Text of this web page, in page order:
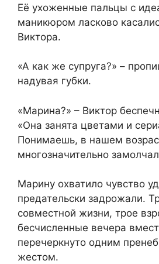
Её ухоженные пальцы с
маникюром ласково
Виктора.
«А как же супруга?» –
надувая губки.
«Марина?» – Виктор
«Она занята цветами и
Понимаешь, в нашем
многозначительно
Марину охватило чувство
предательски задрожали.
совместной жизни, трое
бесчисленные вечера
перечеркнуто одним
жестом.